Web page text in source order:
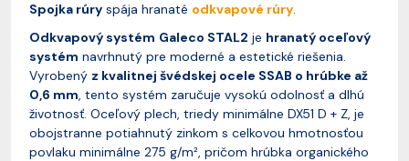
Spojka rúry spája hranaté odkvapové rúry.
Odkvapový systém Galeco STAL2 je hranatý oceľový
systém navrhnutý pre moderné a estetické riešenia.
Vyrobený z kvalitnej švédskej ocele SSAB o hrúbke až
0,6 mm, tento systém zaručuje vysokú odolnosť a dlhú
životnosť. Oceľový plech, triedy minimálne DX51 D + Z, je
obojstranne potiahnutý zinkom s celkovou hmotnosťou
povlaku minimálne 275 g/m², pričom hrúbka organického